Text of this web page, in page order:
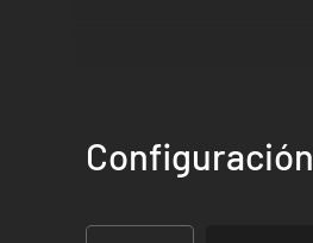
Configuración